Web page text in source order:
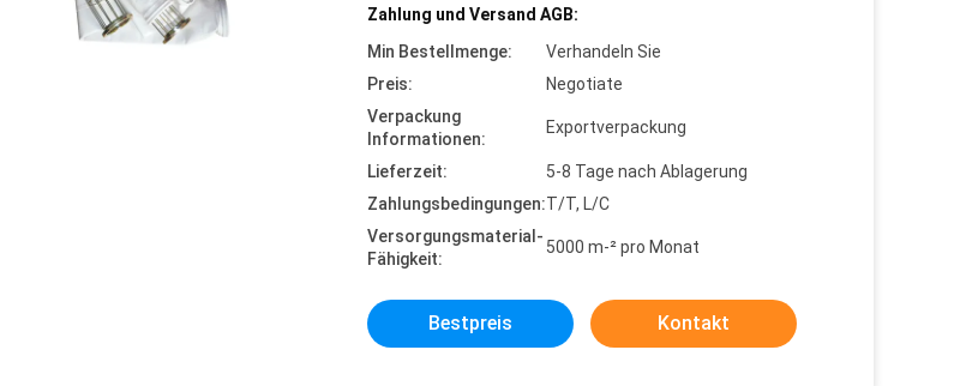
Zahlung und Versand AGB:
Min Bestellmenge:
Verhandeln Sie
Preis:
Negotiate
Verpackung
Informationen:
Exportverpackung
Lieferzeit:
5-8 Tage nach Ablagerung
Zahlungsbedingungen:T/T, L/C
Versorgungsmaterial-
Fähigkeit:
5000 m-² pro Monat
Bestpreis Kontakt